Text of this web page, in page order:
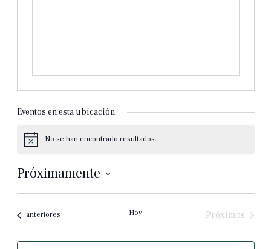
Eventos en esta ubicación
Aviso No se han encontrado resultados.
Próximamente
fecha.
Eventos
anteriores Hoy
Próximos